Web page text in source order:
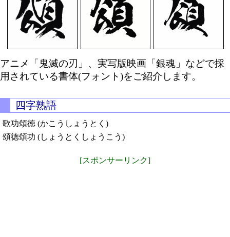
アニメ「鬼滅の刃」、実写版映画「銀魂」などで採
用されている書体(フォント)をご紹介します。
四字熟語
歌功頌徳 (かこうしょうとく)
頌徳頌功 (しょうとくしょうこう)
[スポンサーリンク]